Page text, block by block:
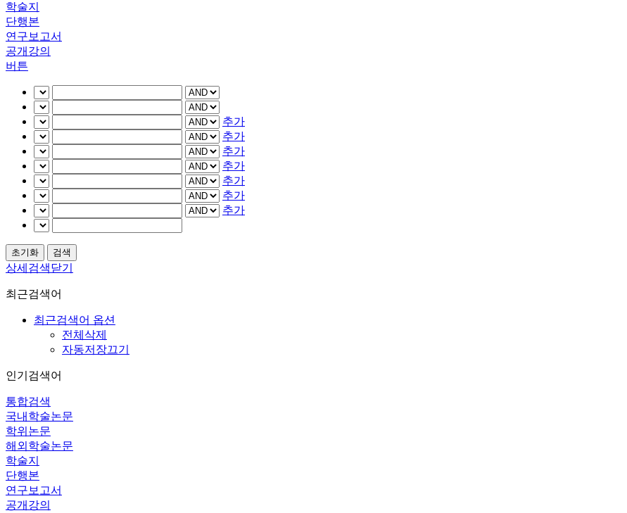
학술지
단행본
연구보고서
공개강의
버튼
추가
추가
추가
추가
추가
추가
추가
상세검색닫기
최근검색어
최근검색어 옵션
전체삭제
자동저장끄기
인기검색어
통합검색
국내학술논문
학위논문
해외학술논문
학술지
단행본
연구보고서
공개강의